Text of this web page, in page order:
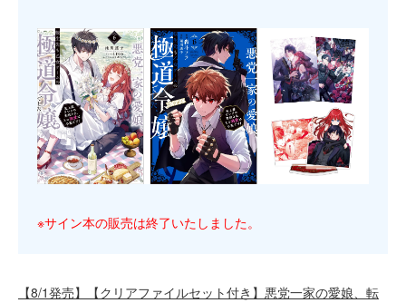
※サイン本の販売は終了いたしました。
【8/1発売】【クリアファイルセット付き】悪党一家の愛娘、転